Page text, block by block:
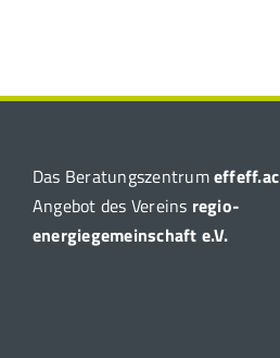
Das Beratungszentrumeffeff.ac
Angebot des Vereins regio-
energiegemeinschaft e.V.